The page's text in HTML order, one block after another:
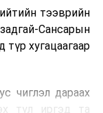
үйлдвэрээс
технологи
лаг
цахилгаан
лагийн
тээврийн
Сансарын
түр хугацаагаар
чиглэл дараах
тул иргэд та